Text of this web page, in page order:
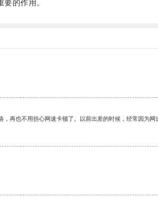
的作用。
再也不用担心网速卡顿了。以前出差的时候，经常因为